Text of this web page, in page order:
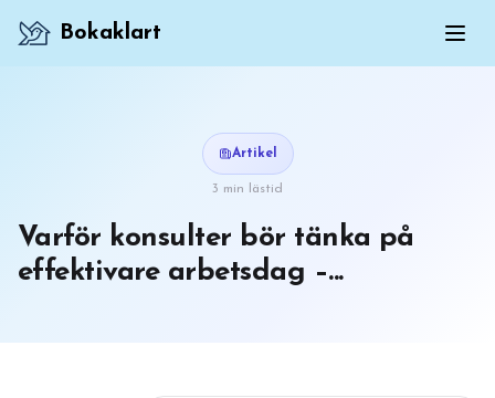
Bokaklart
Artikel
3 min lästid
Varför konsulter bör tänka på
effektivare arbetsdag –...